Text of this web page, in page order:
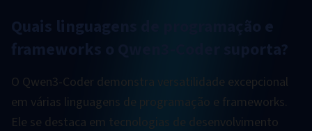
Quais linguagens de programação e
frameworks o Qwen3-Coder suporta?
O Qwen3-Coder demonstra versatilidade excepcional
em várias linguagens de programação e frameworks.
Ele se destaca em tecnologias de desenvolvimento